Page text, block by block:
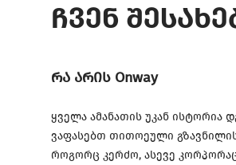
ჩვენ
რა არის Onway
ყველა ამანათის უკან ისტორია
ვაფასებთ თითოეული
როგორც კერძო, ასევე